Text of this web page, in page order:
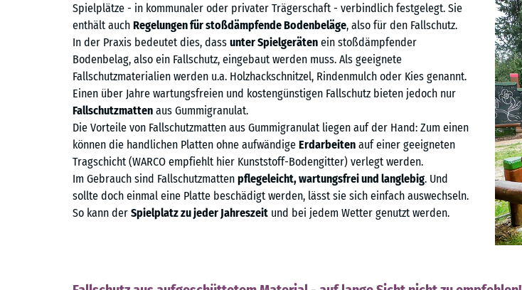
Spielplätze - in kommunaler oder privater Trägerschaft - verbindlich festgelegt. Sie
enthält auch Regelungen für stoßdämpfende Bodenbeläge, also für den Fallschutz.
In der Praxis bedeutet dies, dass unter Spielgeräten ein stoßdämpfender
Bodenbelag, also ein Fallschutz, eingebaut werden muss. Als geeignete
Fallschutzmaterialien werden u.a. Holzhackschnitzel, Rindenmulch oder Kies genannt.
Einen über Jahre wartungsfreien und kostengünstigen Fallschutz bieten jedoch nur
Fallschutzmatten aus Gummigranulat.
Die Vorteile von Fallschutzmatten aus Gummigranulat liegen auf der Hand: Zum einen
können die handlichen Platten ohne aufwändige Erdarbeiten auf einer geeigneten
Tragschicht (WARCO empfiehlt hier Kunststoff-Bodengitter) verlegt werden.
Im Gebrauch sind Fallschutzmatten pflegeleicht, wartungsfrei und langlebig. Und
sollte doch einmal eine Platte beschädigt werden, lässt sie sich einfach auswechseln.
So kann der Spielplatz zu jeder Jahreszeit und bei jedem Wetter genutzt werden.